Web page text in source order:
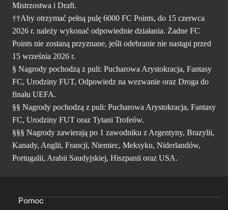
Mistrzostwa i Draft.
††Aby otrzymać pełną pulę 6000 FC Points, do 15 czerwca
2026 r. należy wykonać odpowiednie działania. Żadne FC
Points nie zostaną przyznane, jeśli odebranie nie nastąpi przed
15 września 2026 r.
§ Nagrody pochodzą z puli: Pucharowa Arystokracja, Fantasy
FC, Urodziny FUT, Odpowiedz na wezwanie oraz Droga do
finału UEFA.
§§ Nagrody pochodzą z puli: Pucharowa Arystokracja, Fantasy
FC, Urodziny FUT oraz Tytani Trofeów.
§§§ Nagrody zawierają po 1 zawodniku z Argentyny, Brazylii,
Kanady, Anglii, Francji, Niemiec, Meksyku, Niderlandów,
Portugalii, Arabii Saudyjskiej, Hiszpanii oraz USA.
Pomoc